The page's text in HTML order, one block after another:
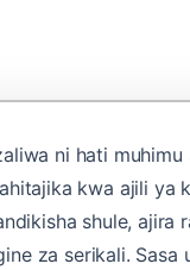
ni hati muhimu
kwa ajili ya
shule, ajira
za serikali. Sasa